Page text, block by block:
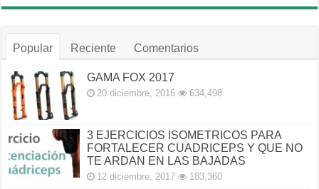
Popular Reciente Comentarios
GAMA FOX 2017
20 diciembre, 2016 634,498
3 EJERCICIOS ISOMETRICOS PARA
FORTALECER CUADRICEPS Y QUE NO
TE ARDAN EN LAS BAJADAS
12 diciembre, 2017 183,360